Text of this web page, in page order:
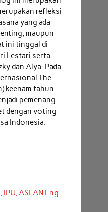
refleksi
yang ada
maupun
ini tinggal di
Lestari serta
dan Alya. Pada
The
keenam tahun
pemenang
dengan voting
Indonesia.
ASEAN Eng.